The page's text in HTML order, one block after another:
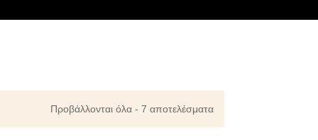
Προβάλλονται όλα - 7 αποτελέσματα